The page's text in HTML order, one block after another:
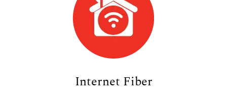
Internet Fiber